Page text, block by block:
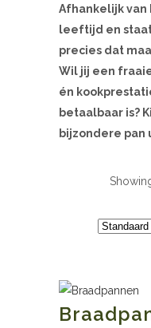
Afhankelijk van
leeftijd en
precies dat
Wil jij een
én
betaalbaar is?
bijzondere pan